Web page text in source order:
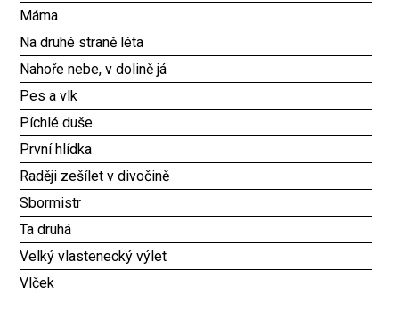
Máma
Na druhé straně léta
Nahoře nebe, v dolině já
Pes a vlk
Píchlé duše
První hlídka
Raději zešílet v divočině
Sbormistr
Ta druhá
Velký vlastenecký výlet
Vlček